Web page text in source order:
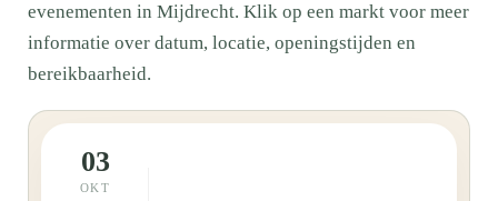
evenementen in Mijdrecht. Klik op een markt voor meer
informatie over datum, locatie, openingstijden en
bereikbaarheid.
03
OKT